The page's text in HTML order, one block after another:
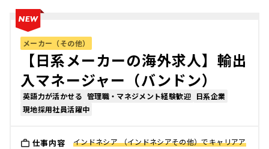
メーカー（その他）
【日系メーカーの海外求人】輸出
入マネージャー（バンドン）
英語力が活かせる 管理職・マネジメント経験歓迎 日系企業
現地採用社員活躍中
仕事内容
インドネシア （インドネシアその他）でキャリアア